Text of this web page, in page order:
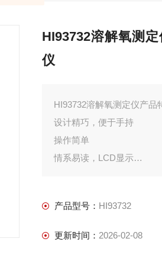
HI93732溶解氧测
仪
HI93732溶解氧测定仪产品
设计精巧，便于手持
操作简单
情系易读，LCD显示
产品型号： HI93732
更新时间： 2026-02-08